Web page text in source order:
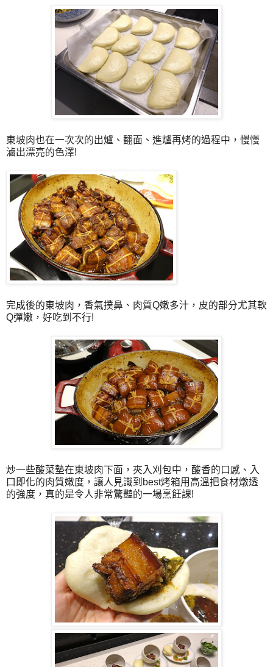
東坡肉也在一次次的出爐、翻面、進爐再烤的過程中，慢慢
滷出漂亮的色澤!
完成後的東坡肉，香氣撲鼻、肉質Q嫩多汁，皮的部分尤其軟
Q彈嫩，好吃到不行!
炒一些酸菜墊在東坡肉下面，夾入刈包中，酸香的口感、入
口即化的肉質嫩度，讓人見識到best烤箱用高溫把食材燉透
的強度，真的是令人非常驚豔的一場烹飪課!